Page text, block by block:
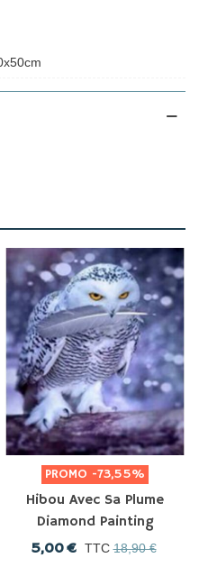
PROMO -73,55%
Hibou Avec Sa Plume
Diamond Painting
5,00 € TTC 18,90 €